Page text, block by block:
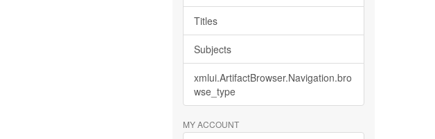
Titles
Subjects
xmlui.ArtifactBrowser.Navigation.bro
wse_type
MY ACCOUNT